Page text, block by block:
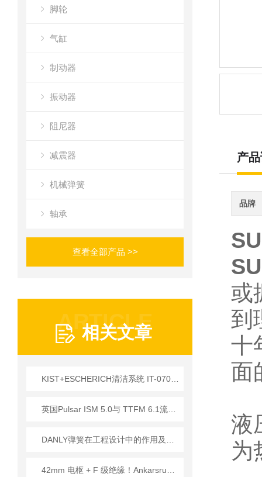
脚轮
气缸
制动器
振动器
阻尼器
减震器
机械弹簧
轴承
查看全部产品 >>
ARTICLE
相关文章
产
品牌
或
到
十
面
液
为